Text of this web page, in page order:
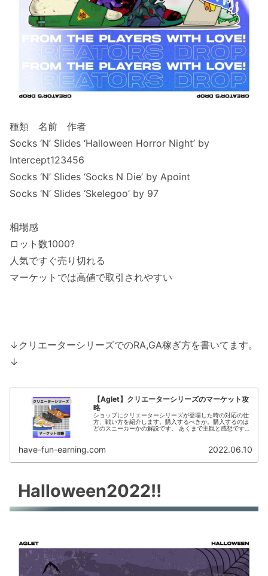
種類 名前 作者
Socks ‘N’ Slides ‘Halloween Horror Night’ by
Intercept123456
Socks ‘N’ Slides ‘Socks N Die’ by Apoint
Socks ‘N’ Slides ‘Skelegoo’ by 97
相場感
ロット数1000?
人気ですぐ売り切れる
マーケットでは高値で取引されやすい
↓クリエーターシリーズでのRA,GA稼ぎ方を書いてます。
↓
【Aglet】クリエーターシリーズのマーケット攻
略
ショップにクリエーターシリーズが登場した時の対応の仕
方、戦い方を紹介します。購入するべきか。購入するのは
どのスニーカーかの解説です。 あくまで主観と感想です
have-fun-earning.com 2022.06.10
Halloween2022!!